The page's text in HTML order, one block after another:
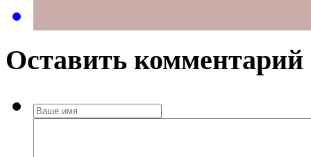
Оставить комментарий